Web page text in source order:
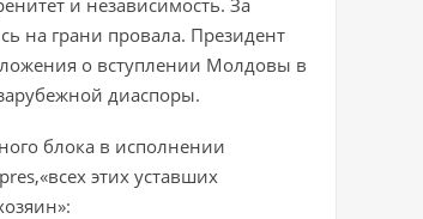
и независимость. За
на грани провала. Президент
о вступлении Молдовы в
диаспоры.
блока в исполнении
этих уставших